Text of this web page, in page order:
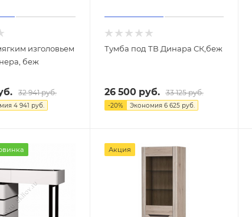
изголовьем
беж
32 941руб.
4 941 руб.
Тумба под ТВ Динара СК,беж
26 500 руб. 33 125руб.
-20% Экономия 6 625руб.
Акция